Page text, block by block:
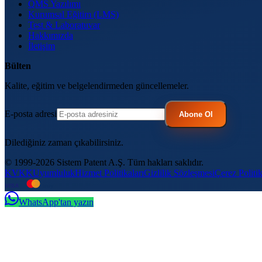
QMS Yazılımı
Kurumsal Eğitim (LMS)
Test & Laboratuvar
Hakkımızda
İletişim
Bülten
Kalite, eğitim ve belgelendirmeden güncellemeler.
E-posta adresi Abone Ol
Dilediğiniz zaman çıkabilirsiniz.
© 1999-2026 Sistem Patent A.Ş. Tüm hakları saklıdır.
KVKKUyumlulukHizmet PolitikalarıGizlilik SözleşmesiÇerez
WhatsApp'tan yazın